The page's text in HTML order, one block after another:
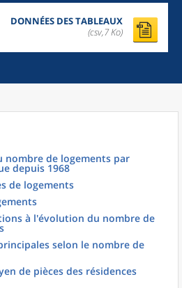
DONNÉES DES TABLEAUX
(csv,7 Ko)
nombre de logements par
depuis 1968
de logements
à l'évolution du nombre de
selon le nombre de
de pièces des résidences